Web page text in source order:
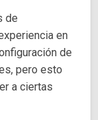
de
en
de
pero esto
a ciertas